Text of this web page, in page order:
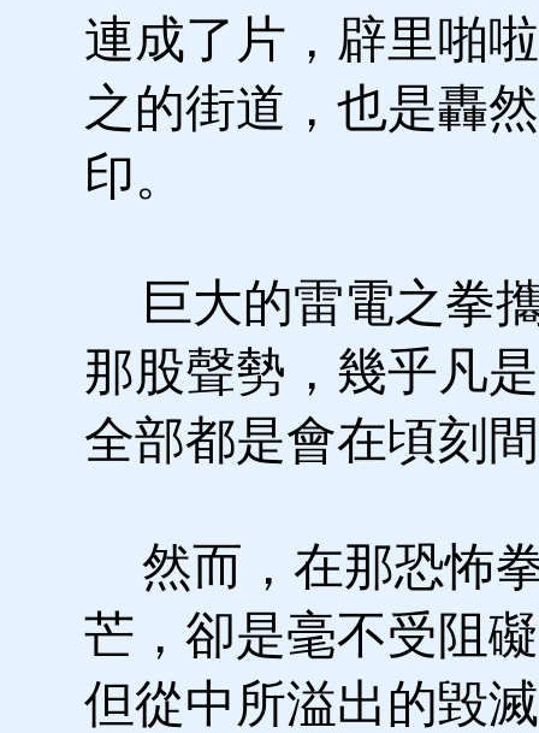
連成了片，辟里啪
之的街道，也是轟
印。
巨大的雷電之拳
那股聲勢，幾乎凡
全部都是會在頃刻
然而，在那恐怖
芒，卻是毫不受阻
但從中所溢出的毀